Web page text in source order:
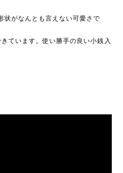
状がなんとも言えない可愛さで
ています。使い勝手の良い小銭入